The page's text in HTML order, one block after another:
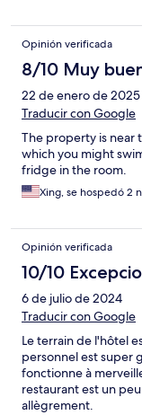
Opinión verificada
8/10 Muy
22 de enero de 2025
Traducir con Google
The property is near
which you might
fridge in the room.
Xing, se hospedó 2
Opinión verificada
10/10
6 de julio de 2024
Traducir con Google
Le terrain de l'hôtel
personnel est super
fonctionne à
restaurant est un
allègrement.